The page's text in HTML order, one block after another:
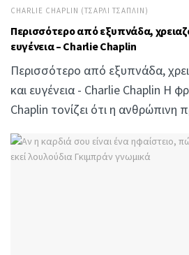
CHARLIE CHAPLIN (ΤΣΆΡΛΙ ΤΣΆΠΛΙΝ)
Περισσότερο από εξυπνάδα,
ευγένεια – Charlie Chaplin
Περισσότερο από εξυπνάδα,
και ευγένεια - Charlie Chaplin Η
Chaplin τονίζει ότι η ανθρώπινη